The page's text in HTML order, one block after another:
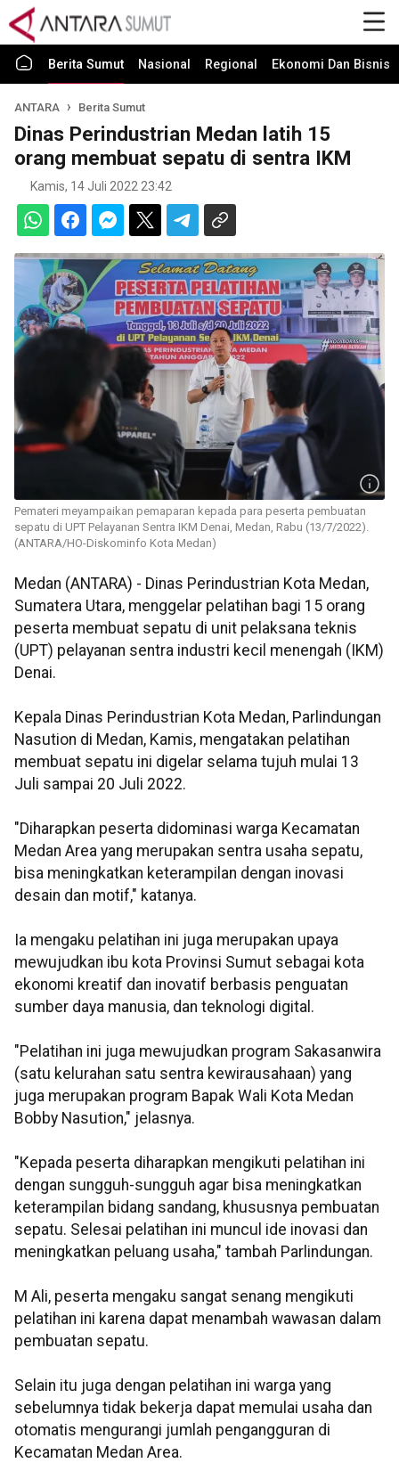
Berita Sumut Nasional Regional Ekonomi Dan Bisnis
ANTARA Berita Sumut
Dinas Perindustrian Medan latih 15
orang membuat sepatu di sentra IKM
Kamis, 14 Juli 2022 23:42
Pemateri meyampaikan pemaparan kepada para peserta pembuatan
sepatu di UPT Pelayanan Sentra IKM Denai, Medan, Rabu (13/7/2022).
(ANTARA/HO-Diskominfo Kota Medan)
Medan (ANTARA) - Dinas Perindustrian Kota Medan,
Sumatera Utara, menggelar pelatihan bagi 15 orang
peserta membuat sepatu di unit pelaksana teknis
(UPT) pelayanan sentra industri kecil menengah (IKM)
Denai.
Kepala Dinas Perindustrian Kota Medan, Parlindungan
Nasution di Medan, Kamis, mengatakan pelatihan
membuat sepatu ini digelar selama tujuh mulai 13
Juli sampai 20 Juli 2022.
"Diharapkan peserta didominasi warga Kecamatan
Medan Area yang merupakan sentra usaha sepatu,
bisa meningkatkan keterampilan dengan inovasi
desain dan motif," katanya.
Ia mengaku pelatihan ini juga merupakan upaya
mewujudkan ibu kota Provinsi Sumut sebagai kota
ekonomi kreatif dan inovatif berbasis penguatan
sumber daya manusia, dan teknologi digital.
"Pelatihan ini juga mewujudkan program Sakasanwira
(satu kelurahan satu sentra kewirausahaan) yang
juga merupakan program Bapak Wali Kota Medan
Bobby Nasution," jelasnya.
"Kepada peserta diharapkan mengikuti pelatihan ini
dengan sungguh-sungguh agar bisa meningkatkan
keterampilan bidang sandang, khususnya pembuatan
sepatu. Selesai pelatihan ini muncul ide inovasi dan
meningkatkan peluang usaha," tambah Parlindungan.
M Ali, peserta mengaku sangat senang mengikuti
pelatihan ini karena dapat menambah wawasan dalam
pembuatan sepatu.
Selain itu juga dengan pelatihan ini warga yang
sebelumnya tidak bekerja dapat memulai usaha dan
otomatis mengurangi jumlah pengangguran di
Kecamatan Medan Area.